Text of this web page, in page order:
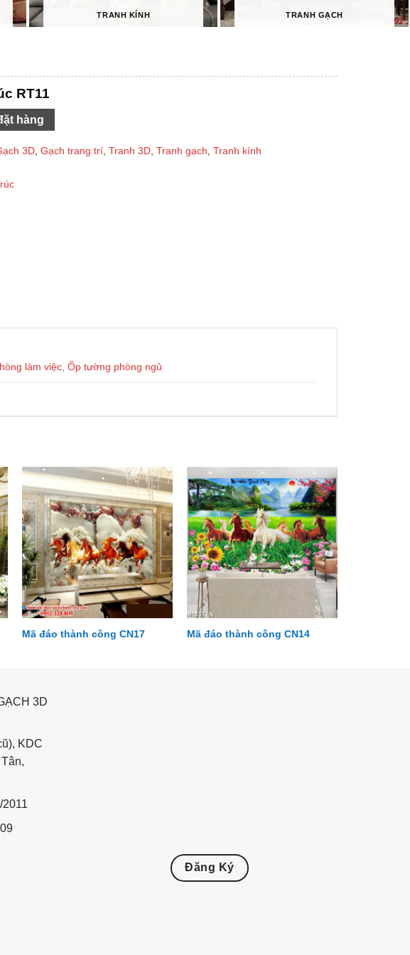
TRANH KÍNH TRANH GẠCH
RT11
hàng
3D, Gạch trang trí, Tranh 3D, Tranh gạch, Tranh kính
làm việc ,Ốp tường phòng ngủ
Mã đáo thành công CN17 Mã đáo thành công CN14
3D
KDC
Đăng Ký